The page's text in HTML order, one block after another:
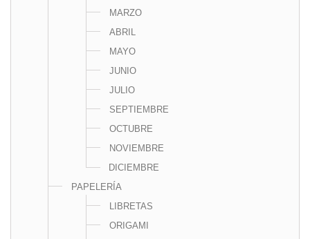
MARZO
ABRIL
MAYO
JUNIO
JULIO
SEPTIEMBRE
OCTUBRE
NOVIEMBRE
DICIEMBRE
PAPELERÍA
LIBRETAS
ORIGAMI